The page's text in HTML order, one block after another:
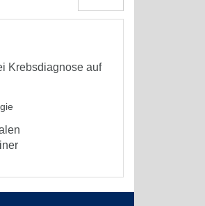
Krebsdiagnose auf